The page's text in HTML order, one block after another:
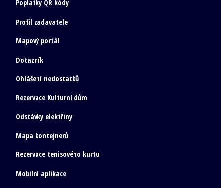
Poplatky QR kódy
Profil zadavatele
Mapový portál
Dotazník
Ohlášení nedostatků
Rezervace Kulturní dům
Odstávky elektřiny
Mapa kontejnerů
Rezervace tenisového kurtu
Mobilní aplikace